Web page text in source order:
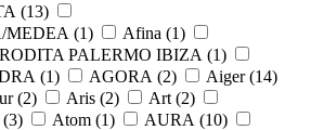
(13)
MEDEA (1) Afina (1)
PALERMO IBIZA (1)
(1) AGORA (2) Aiger (14)
(2) Aris (2) Art (2)
(3) Atom (1) AURA (10)